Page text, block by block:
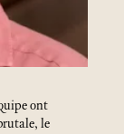
ont
le